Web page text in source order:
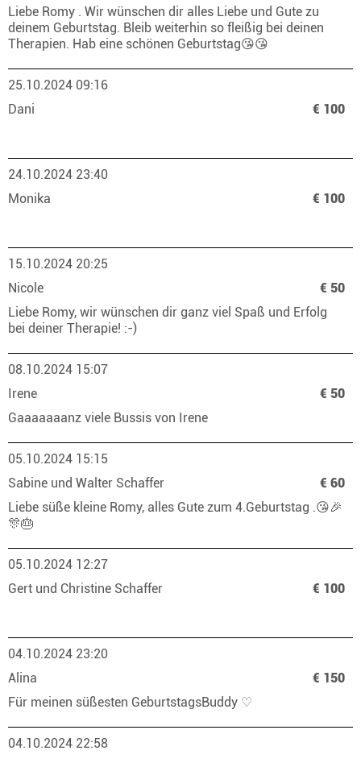
Liebe Romy . Wir wünschen dir alles Liebe und Gute zu
deinem Geburtstag. Bleib weiterhin so fleißig bei deinen
Therapien. Hab eine schönen Geburtstag😘😘
25.10.2024 09:16
Dani
€ 100
24.10.2024 23:40
Monika
€ 100
15.10.2024 20:25
Nicole
€ 50
Liebe Romy, wir wünschen dir ganz viel Spaß und Erfolg
bei deiner Therapie! :-)
08.10.2024 15:07
Irene
€ 50
Gaaaaaaanz viele Bussis von Irene
05.10.2024 15:15
Sabine und Walter Schaffer
€ 60
Liebe süße kleine Romy, alles Gute zum 4.Geburtstag .😘🎉
🎊🎂
05.10.2024 12:27
Gert und Christine Schaffer
€ 100
04.10.2024 23:20
Alina
€ 150
Für meinen süßesten GeburtstagsBuddy ♡
04.10.2024 22:58